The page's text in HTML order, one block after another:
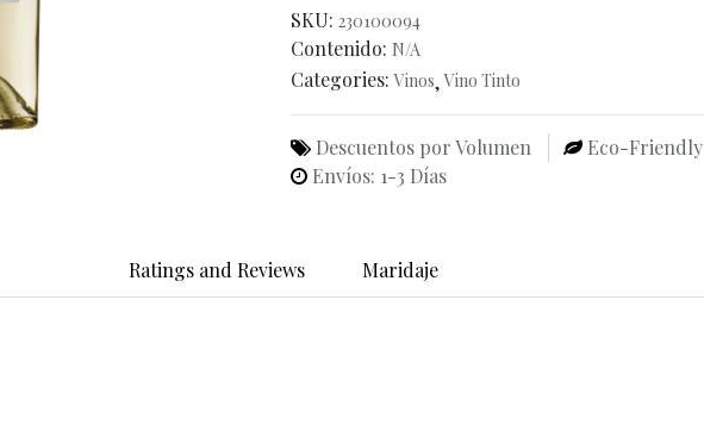
SKU: 230100094
Contenido: N/A
Categories: Vinos, Vino Tinto
Descuentos por Volumen
Eco-Friendly
Envíos: 1-3 Días
Ratings and Reviews Maridaje